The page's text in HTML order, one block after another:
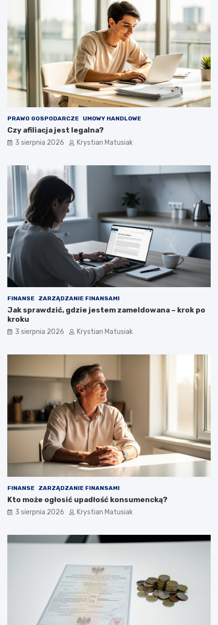
PRAWO GOSPODARCZE UMOWY HANDLOWE
Czy afiliacja jest legalna?
3 sierpnia 2026 Krystian Matusiak
FINANSE ZARZĄDZANIE FINANSAMI
Jak sprawdzić, gdzie jestem zameldowana – krok po
kroku
3 sierpnia 2026 Krystian Matusiak
FINANSE ZARZĄDZANIE FINANSAMI
Kto może ogłosić upadłość konsumencką?
3 sierpnia 2026 Krystian Matusiak